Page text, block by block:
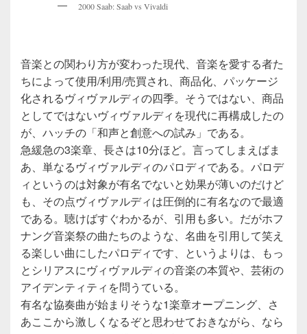
2000 Saab: Saab vs Vivaldi
音楽との関わり方が変わった現代、音楽を愛する者た
ちによって使用/利用/売買され、商品化、パッケージ
化されるヴィヴァルディの四季。そうではない、商品
としてではないヴィヴァルディを現代に再構成したの
が、ハッチの「和声と創意への試み」である。
急緩急の3楽章、長さは10分ほど。言ってしまえばま
あ、単なるヴィヴァルディのパロディである。パロデ
ィというのは対象が有名でないと効果が薄いのだけど
も、その点ヴィヴァルディは圧倒的に有名なので最適
である。聴けばすぐわかるが、引用も多い。だがホフ
ナング音楽祭の曲たちのような、名曲を引用して笑え
る楽しい曲にしたパロディです、というよりは、もっ
とシリアスにヴィヴァルディの音楽の本質や、芸術の
アイデンティティを問うている。
有名な協奏曲が始まりそうな1楽章オープニング、さ
あここから激しくなるぞと思わせておきながら、なら